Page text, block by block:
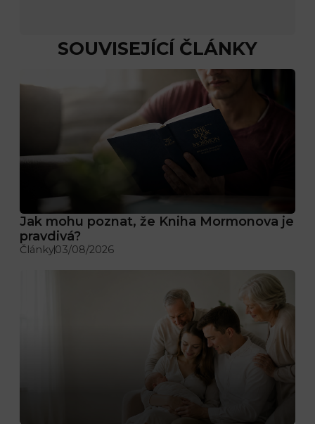
SOUVISEJÍCÍ ČLÁNKY
Jak mohu poznat, že Kniha Mormonova je
pravdivá?
Články03/08/2026